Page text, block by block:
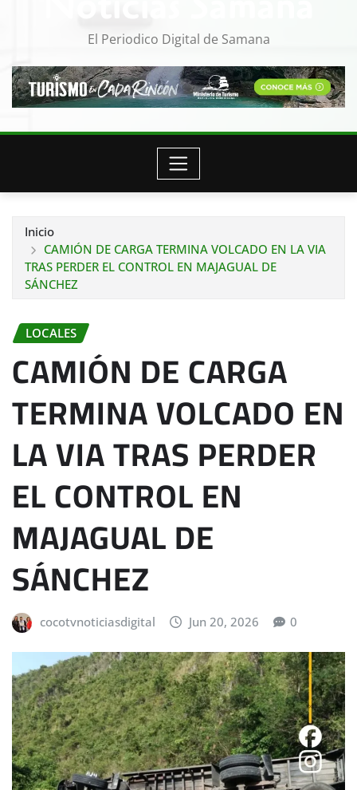
El Periodico Digital de Samana
Inicio
CAMIÓN DE CARGA TERMINA VOLCADO EN LA VIA
TRAS PERDER EL CONTROL EN MAJAGUAL DE
SÁNCHEZ
LOCALES
CAMIÓN DE CARGA
TERMINA VOLCADO EN
LA VIA TRAS PERDER
EL CONTROL EN
MAJAGUAL DE
SÁNCHEZ
cocotvnoticiasdigital Jun 20, 2026 0